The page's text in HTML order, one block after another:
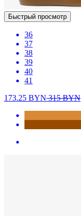
Быстрый просмотр
36
37
38
39
40
41
173.25 BYN315BYN